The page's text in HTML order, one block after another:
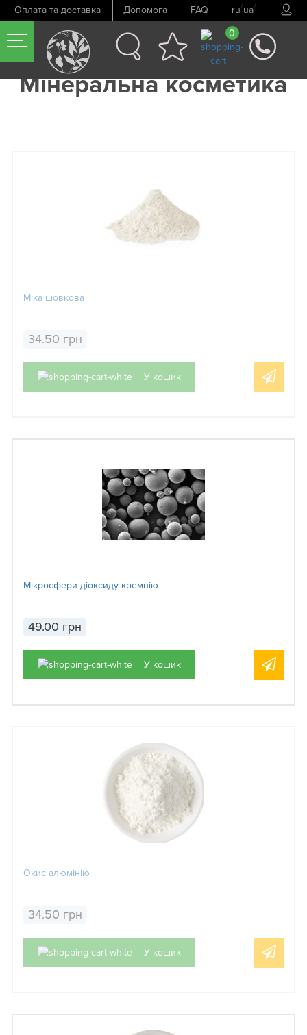
Оплата та доставка Допомога FAQ ru/ua/
0
Мінеральна косметика
Міка шовкова
34.50 грн
У кошик
Мікросфери діоксиду кремнію
49.00 грн
У кошик
Окис алюмінію
34.50 грн
У кошик